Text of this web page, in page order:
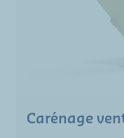
Carénage